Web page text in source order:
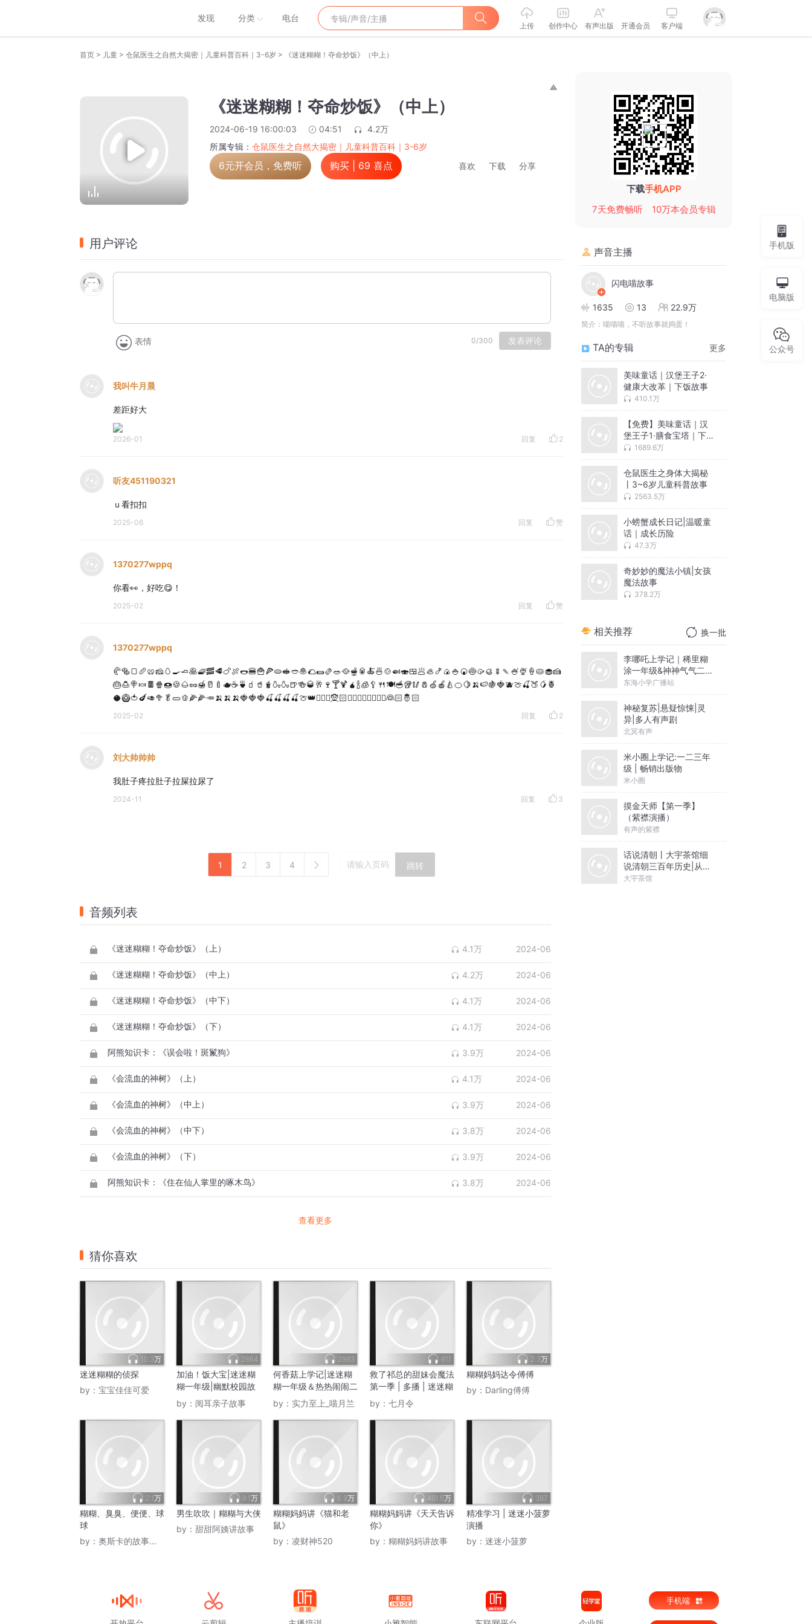
发现 分类 电台
上传 创作中心 有声出版 开通会员 客户端
首页 > 儿童 > 仓鼠医生之自然大揭密｜儿童科普百科｜3-6岁 > 《迷迷糊糊！夺命炒饭》（中上）
《迷迷糊糊！夺命炒饭》（中上）
2024-06-19 16:00:03 04:51
4.2万
所属专辑： 仓鼠医生之自然大揭密｜儿童科普百科｜3-6岁
6元开会员，免费听 购买 | 69 喜点 喜欢 下载 分享
用户评论
表情 0/300 发表评论
我叫牛月晨
差距好大
2026-01 回复 2
听友451190321
ｕ看扣扣
2025-06 回复 赞
1370277wppq
你看👀，好吃😋！
2025-02 回复 赞
1370277wppq
🥐🥯🍞🥖🥨🧀🥚🍳🧈🥞🧇🥓🥩🍗🍖🌭🍔🍟🍕🫓🥪🥙🧆🌮🌯🫔🥗🥘🫕🥫🍝🍜🍲🍛🍣🍱🥟🦪🍤🍙🍚🍘🍥🥠🥮🍢🍡🍧🍨🍦🥧🧁🍰
🎂🍮🍭🍬🍫🍿🍩🍪🌰🥜🍯🥛🍼🫖☕️🍵🧃🥤🧋🍶🍶🍺🍻🥃🥂🍷🍸🍹🧉🍾🧊🥄🍴🍽🥣🥡🥢🧂🍏🍎🍐🍊🍋🍌🍉🍇🍓🫐🍈🍒🍑🥭🍍
🥥🥝🍅🍆🥑🥦🥬🥒🫑🌽🌽🥕🍌🍌🍌🍓🍓🍓🍒🍒🍒🍒🍈👑🧝🏻‍♀️🧝🏻🧝‍♂️👰🏻‍♂️👰🏻‍♂️👰🏻🤴🏻
2025-02 回复 2
刘大帅帅帅
我肚子疼拉肚子拉屎拉尿了
2024-11 回复 3
1 2 3 4 跳转
音频列表
《迷迷糊糊！夺命炒饭》（上） 4.1万 2024-06
《迷迷糊糊！夺命炒饭》（中上） 4.2万 2024-06
《迷迷糊糊！夺命炒饭》（中下） 4.1万 2024-06
《迷迷糊糊！夺命炒饭》（下） 4.1万 2024-06
阿熊知识卡：《误会啦！斑鬣狗》 3.9万 2024-06
《会流血的神树》（上） 4.1万 2024-06
《会流血的神树》（中上） 3.9万 2024-06
《会流血的神树》（中下） 3.8万 2024-06
《会流血的神树》（下） 3.9万 2024-06
阿熊知识卡：《住在仙人掌里的啄木鸟》 3.8万 2024-06
查看更多
猜你喜欢
10.3万
迷迷糊糊的侦探
by： 宝宝佳佳可爱
2864
加油！饭大宝|迷迷糊
糊一年级|幽默校园故
事
by： 阅耳亲子故事
2983
何香菇上学记|迷迷糊
糊一年级＆热热闹闹二
年级
by： 实力至上_喵月兰
611
救了祁总的甜妹会魔法
第一季 | 多播 | 迷迷糊
糊救人
by： 七月令
2.3万
糊糊妈妈达令傅傅
by： Darling傅傅
2.1万
糊糊、臭臭、便便、球
球
by： 奥斯卡的故事城堡
9.1万
男生吹吹｜糊糊与大侠
by： 甜甜阿姨讲故事
6.9万
糊糊妈妈讲《猫和老
鼠》
by： 凌财神520
481.5万
糊糊妈妈讲《天天告诉
你》
by： 糊糊妈妈讲故事
387
精准学习 | 迷迷小菠萝
演播
by： 迷迷小菠萝
下载手机APP
7天免费畅听
10万本会员专辑
声音主播
闪电喵故事
1635 13 22.9万
简介： 喵喵喵，不听故事就捣蛋！
TA的专辑 更多
美味童话｜汉堡王子2·
健康大改革｜下饭故事
410.1万
【免费】美味童话｜汉
堡王子1·膳食宝塔｜下
饭故事
1689.6万
仓鼠医生之身体大揭秘
丨3~6岁儿童科普故事
2563.5万
小螃蟹成长日记|温暖童
话｜成长历险
47.3万
奇妙妙的魔法小镇|女孩
魔法故事
378.2万
相关推荐 换一批
李哪吒上学记｜稀里糊
涂一年级&神神气气二年
级
东海小学广播站
神秘复苏|悬疑惊悚|灵
异|多人有声剧
北冥有声
米小圈上学记:一二三年
级 | 畅销出版物
米小圈
摸金天师【第一季】
（紫襟演播）
有声的紫襟
话说清朝丨大宇茶馆细
说清朝三百年历史|从努
尔哈赤到末代皇帝溥仪|
大宇茶馆
手机版
电脑版
公众号
手机端